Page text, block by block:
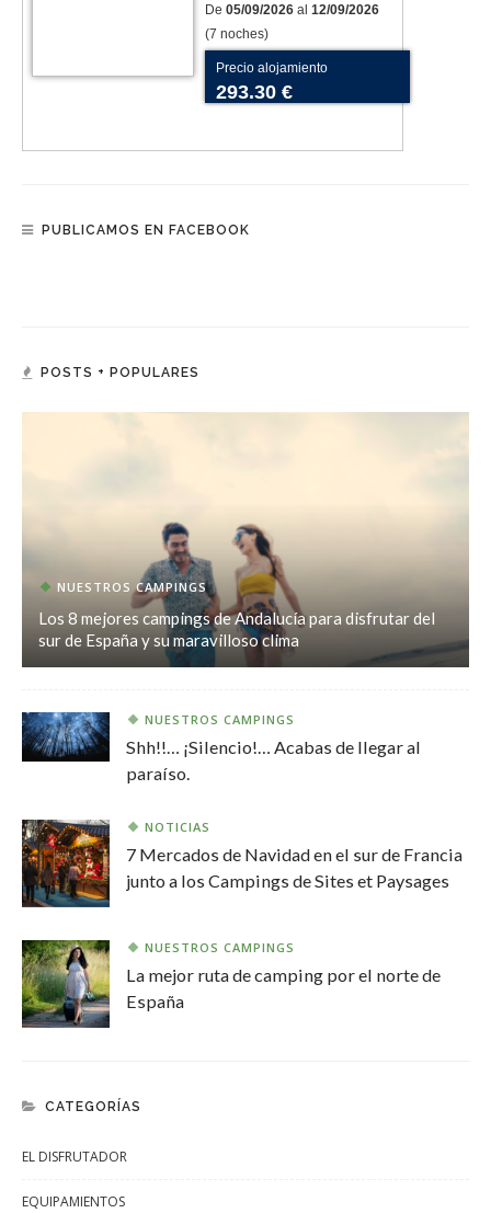
De 05/09/2026 al 12/09/2026
(7 noches)
Precio alojamiento
293.30 €
PUBLICAMOS EN FACEBOOK
POSTS + POPULARES
NUESTROS CAMPINGS
Los 8 mejores campings de Andalucía para disfrutar del
sur de España y su maravilloso clima
NUESTROS CAMPINGS
Shh!!… ¡Silencio!… Acabas de llegar al
paraíso.
NOTICIAS
7 Mercados de Navidad en el sur de Francia
junto a los Campings de Sites et Paysages
NUESTROS CAMPINGS
La mejor ruta de camping por el norte de
España
CATEGORÍAS
EL DISFRUTADOR
EQUIPAMIENTOS